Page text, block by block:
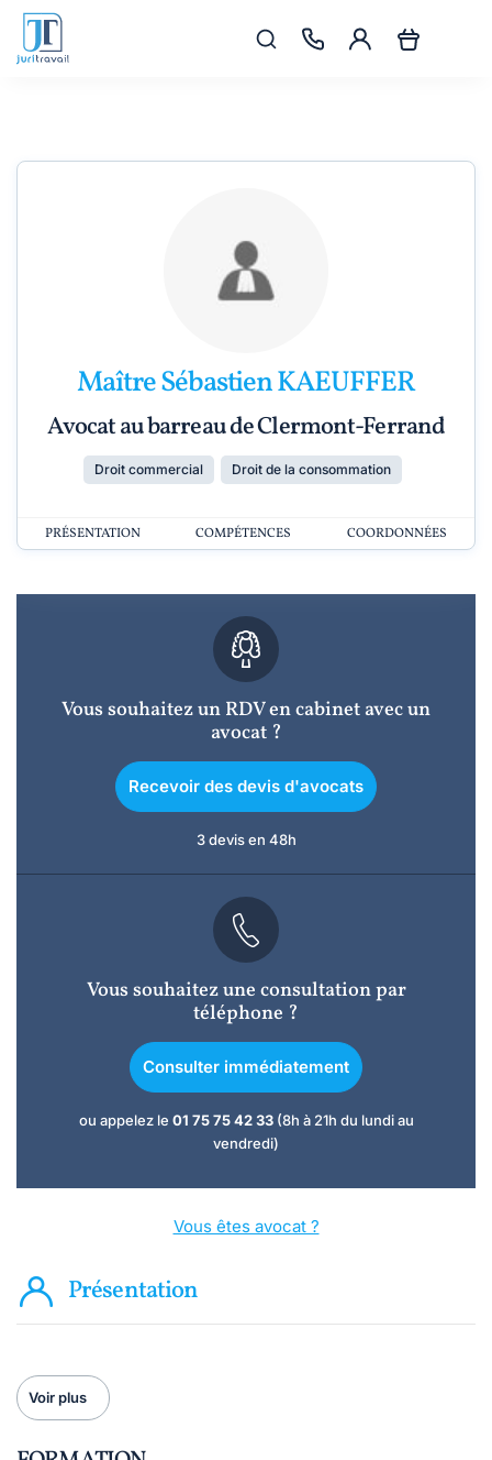
Maître Sébastien KAEUFFER
Avocat au barreau de Clermont-Ferrand
Droit commercial Droit de la consommation
PRÉSENTATION COMPÉTENCES COORDONNÉES
Vous souhaitez un RDV en cabinet avec un
avocat ?
Recevoir des devis d'avocats
3 devis en 48h
Vous souhaitez une consultation par
téléphone ?
Consulter immédiatement
ou appelez le 01 75 75 42 33(8h à 21h du lundi au
vendredi)
Vous êtes avocat ?
Présentation
Voir plus